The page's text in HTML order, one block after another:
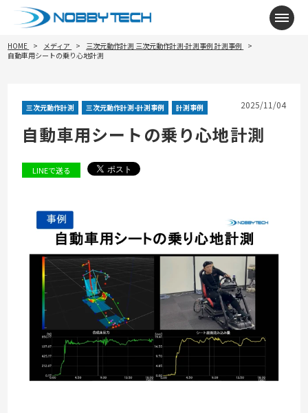
メニ
HOME メディア 三次元動作計測 三次元動作計測-計測事例 計測事例
自動車用シートの乗り心地計測
三次元動作計測 三次元動作計測-計測事例 計測事例 2025/11/04
自動車用シートの乗り心地計測
LINEで送る